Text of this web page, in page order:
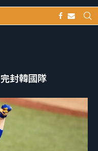
封韓國隊